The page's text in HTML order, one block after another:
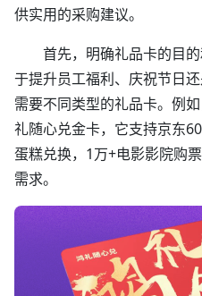
供实用的采购建议。
首先，明确礼品卡的目
于提升员工福利、庆祝节日
需要不同类型的礼品卡。例
礼随心兑金卡，它支持京东
蛋糕兑换，1万+电影影院购
需求。